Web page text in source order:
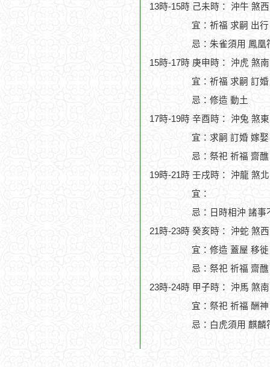
13時-15時 己未時： 沖牛 煞
宜：祈福 求嗣 出
忌：朱雀須用 鳳凰
15時-17時 庚申時： 沖虎 煞
宜：祈福 求嗣 訂
忌：修造 動土
17時-19時 辛酉時： 沖兔 煞
宜：求嗣 訂婚 嫁
忌：祭祀 祈福 齋
19時-21時 壬戌時： 沖龍 煞
宜：
忌：日時相沖 諸事
21時-23時 癸亥時： 沖蛇 煞
宜：修造 蓋屋 移
忌：祭祀 祈福 齋
23時-24時 甲子時： 沖馬 煞
宜：祭祀 祈福 酬
忌：白虎須用 麒麟